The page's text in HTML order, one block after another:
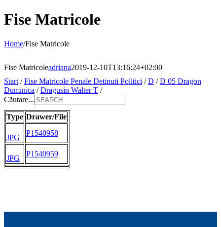
Fise Matricole
Home/Fise Matricole
Fise Matricoleadriana2019-12-10T13:16:24+02:00
Start /Fise Matricole Penale Detinuti Politici /D /D 05 Dragon
Duminica /Dragusin Walter T /
Căutare...
Type Drawer/File
JPG
P1540958
JPG
P1540959